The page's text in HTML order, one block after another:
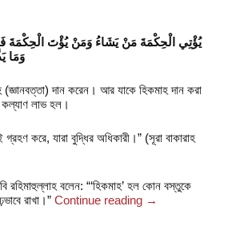
يُؤْتِي الْحِكْمَةَ مَنْ يَشَاءُ وَمَنْ يُؤْتَ الْحِكْمَةَ
(জ্ঞানবত্তা) দান করেন। আর যাকে হিকমাহ দান করা
কল্যাণ লাভ হল।
করে, যারা বুদ্ধির অধিকারী।” (সূরা বাকারাহ
রহিমাহুল্লাহ বলেন: “‘হিকমাহ’ হল কোন বস্তুকে
রাখা।” Continue reading →